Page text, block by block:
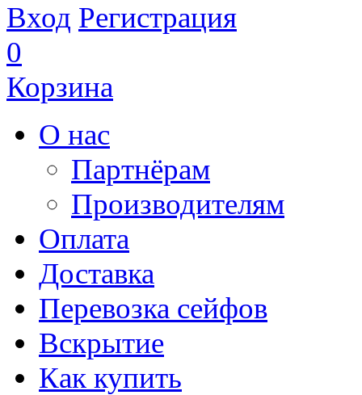
Вход Регистрация
0
Корзина
О нас
Партнёрам
Производителям
Оплата
Доставка
Перевозка сейфов
Вскрытие
Как купить